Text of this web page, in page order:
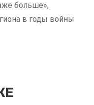
больше»,
в годы войны